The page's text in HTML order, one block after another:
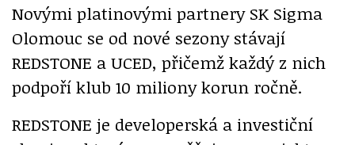
Novými platinovými partnery SK Sigma
Olomouc se od nové sezony stávají
REDSTONE a UCED, přičemž každý z nich
podpoří klub 10 miliony korun ročně.
REDSTONE je developerská a investiční